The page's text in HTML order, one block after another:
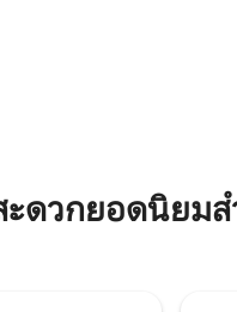
ดวกยอดนิยม